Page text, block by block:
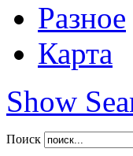
Разное
Карта
Show
Поиск